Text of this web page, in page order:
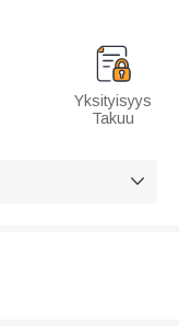
Yksityisyys
Takuu
